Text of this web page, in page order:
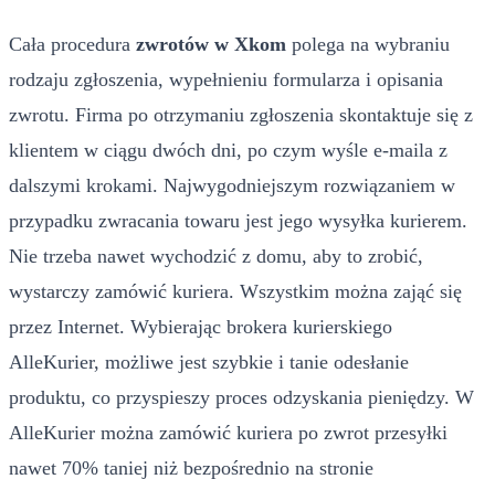
Cała procedura zwrotów w Xkom polega na wybraniu
rodzaju zgłoszenia, wypełnieniu formularza i opisania
zwrotu. Firma po otrzymaniu zgłoszenia skontaktuje się z
klientem w ciągu dwóch dni, po czym wyśle e-maila z
dalszymi krokami. Najwygodniejszym rozwiązaniem w
przypadku zwracania towaru jest jego wysyłka kurierem.
Nie trzeba nawet wychodzić z domu, aby to zrobić,
wystarczy zamówić kuriera. Wszystkim można zająć się
przez Internet. Wybierając brokera kurierskiego
AlleKurier, możliwe jest szybkie i tanie odesłanie
produktu, co przyspieszy proces odzyskania pieniędzy. W
AlleKurier można zamówić kuriera po zwrot przesyłki
nawet 70% taniej niż bezpośrednio na stronie